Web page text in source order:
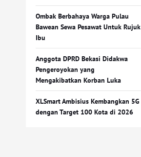
Ombak Berbahaya Warga Pulau
Bawean Sewa Pesawat Untuk Rujuk
Ibu
Anggota DPRD Bekasi Didakwa
Pengeroyokan yang
Mengakibatkan Korban Luka
XLSmart Ambisius Kembangkan 5G
dengan Target 100 Kota di 2026